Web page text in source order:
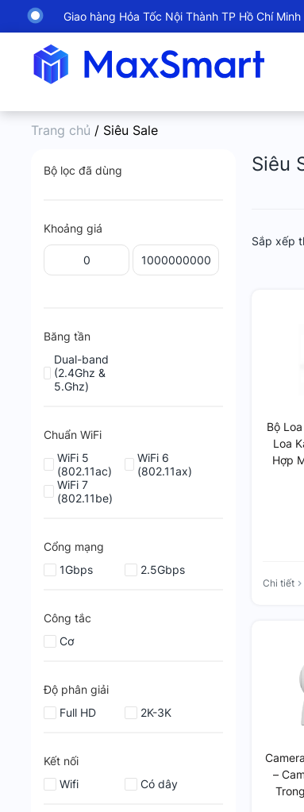
Giao hàng Hỏa Tốc Nội Thành TP Hồ Chí Minh
Trang chủ / Siêu Sale
Bộ lọc đã dùng
Khoảng giá
Băng tần
Dual-band
(2.4Ghz &
5.Ghz)
Chuẩn WiFi
WiFi 5
(802.11ac)
WiFi 6
(802.11ax)
WiFi 7
(802.11be)
Cổng mạng
1Gbps
2.5Gbps
Công tắc
Cơ
Độ phân giải
Full HD
2K-3K
Kết nối
Wifi
Có dây
Siêu
Sắp xếp
Bộ
Loa
Hợp
Chi tiết
–